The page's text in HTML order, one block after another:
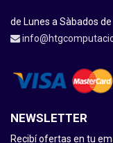
de Lunes a Sàbados
NEWSLETTER
Recibí ofertas en tu